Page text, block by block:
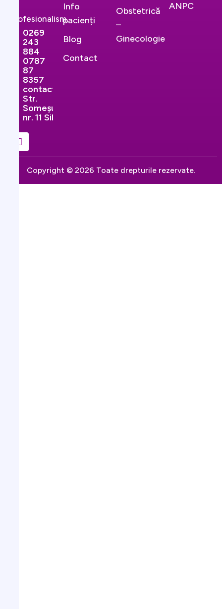
profesionalism.
0269
243
884
0787
87
8357
contact@ginekopromedical.ro
Str.
Someșului,
nr. 11 Sibiu
Info
pacienți
Blog
Contact
Obstetrică
–
Ginecologie
ANPC
Copyright © 2026 Toate drepturile rezervate.